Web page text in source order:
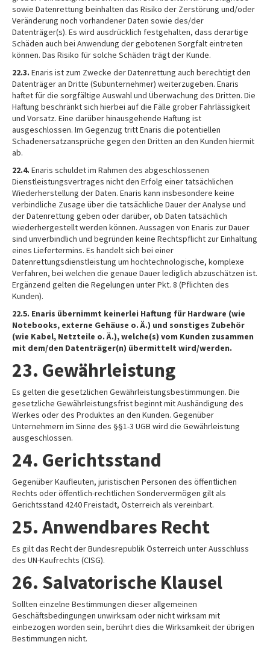
sowie Datenrettung beinhalten das Risiko der Zerstörung und/oder
Veränderung noch vorhandener Daten sowie des/der
Datenträger(s). Es wird ausdrücklich festgehalten, dass derartige
Schäden auch bei Anwendung der gebotenen Sorgfalt eintreten
können. Das Risiko für solche Schäden trägt der Kunde.
22.3. Enaris ist zum Zwecke der Datenrettung auch berechtigt den
Datenträger an Dritte (Subunternehmer) weiterzugeben. Enaris
haftet für die sorgfältige Auswahl und Überwachung des Dritten. Die
Haftung beschränkt sich hierbei auf die Fälle grober Fahrlässigkeit
und Vorsatz. Eine darüber hinausgehende Haftung ist
ausgeschlossen. Im Gegenzug tritt Enaris die potentiellen
Schadenersatzansprüche gegen den Dritten an den Kunden hiermit
ab.
22.4. Enaris schuldet im Rahmen des abgeschlossenen
Dienstleistungsvertrages nicht den Erfolg einer tatsächlichen
Wiederherstellung der Daten. Enaris kann insbesondere keine
verbindliche Zusage über die tatsächliche Dauer der Analyse und
der Datenrettung geben oder darüber, ob Daten tatsächlich
wiederhergestellt werden können. Aussagen von Enaris zur Dauer
sind unverbindlich und begründen keine Rechtspflicht zur Einhaltung
eines Liefertermins. Es handelt sich bei einer
Datenrettungsdienstleistung um hochtechnologische, komplexe
Verfahren, bei welchen die genaue Dauer lediglich abzuschätzen ist.
Ergänzend gelten die Regelungen unter Pkt. 8 (Pflichten des
Kunden).
22.5. Enaris übernimmt keinerlei Haftung für Hardware (wie
Notebooks, externe Gehäuse o. Ä.) und sonstiges Zubehör
(wie Kabel, Netzteile o. Ä.), welche(s) vom Kunden zusammen
mit dem/den Datenträger(n) übermittelt wird/werden.
23. Gewährleistung
Es gelten die gesetzlichen Gewährleistungsbestimmungen. Die
gesetzliche Gewährleistungsfrist beginnt mit Aushändigung des
Werkes oder des Produktes an den Kunden. Gegenüber
Unternehmern im Sinne des §§1-3 UGB wird die Gewährleistung
ausgeschlossen.
24. Gerichtsstand
Gegenüber Kaufleuten, juristischen Personen des öffentlichen
Rechts oder öffentlich-rechtlichen Sondervermögen gilt als
Gerichtsstand 4240 Freistadt, Österreich als vereinbart.
25. Anwendbares Recht
Es gilt das Recht der Bundesrepublik Österreich unter Ausschluss
des UN-Kaufrechts (CISG).
26. Salvatorische Klausel
Sollten einzelne Bestimmungen dieser allgemeinen
Geschäftsbedingungen unwirksam oder nicht wirksam mit
einbezogen worden sein, berührt dies die Wirksamkeit der übrigen
Bestimmungen nicht.